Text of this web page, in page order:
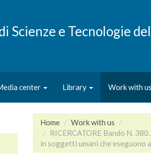
Scienze e Tecnologie
center Library Work with us
Home
Work with us
RICERCATORE Bando N.
in soggetti umani che eseguono